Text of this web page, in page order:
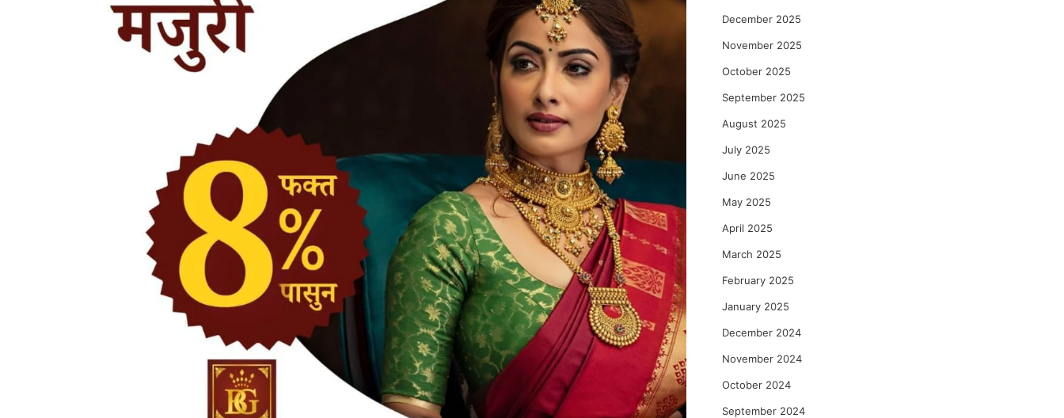
December 2025
November 2025
October 2025
September 2025
August 2025
July 2025
June 2025
May 2025
April 2025
March 2025
February 2025
January 2025
December 2024
November 2024
October 2024
September 2024